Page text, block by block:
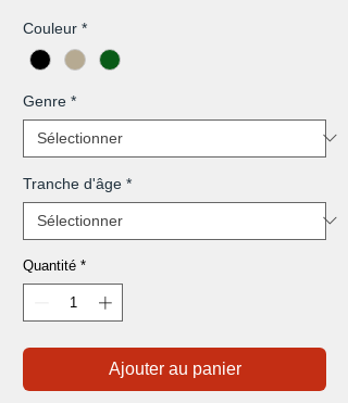
Couleur *
Genre *
Tranche d'âge *
Quantité *
Ajouter au panier